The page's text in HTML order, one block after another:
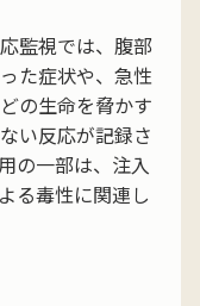
監視では、腹部
た症状や、急性
の生命を脅かす
い反応が記録さ
の一部は、注入
る毒性に関連し